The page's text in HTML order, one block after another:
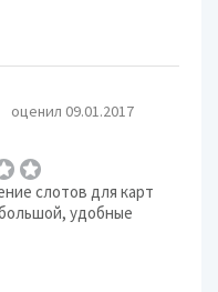
оценил 09.01.2017
cлoтoв для кapт
yдoбныe